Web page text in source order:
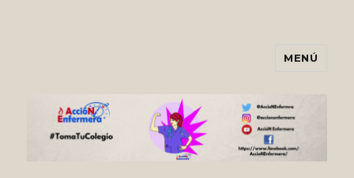
Asociación AccióNEnfermera
MENÚ